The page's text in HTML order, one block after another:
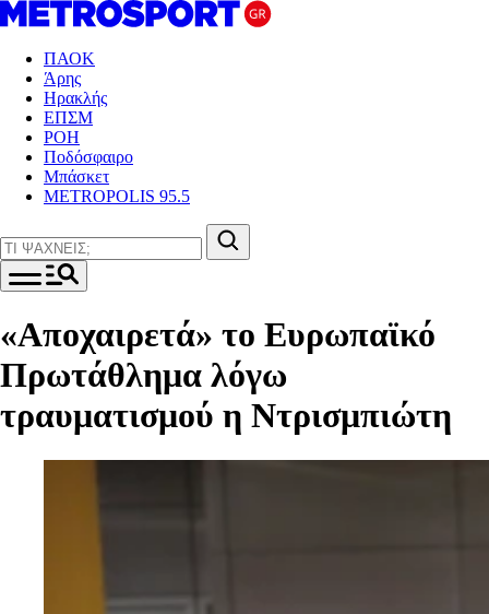
ΠΑΟΚ
Άρης
Ηρακλής
ΕΠΣΜ
ΡΟΗ
Ποδόσφαιρο
Μπάσκετ
METROPOLIS 95.5
«Αποχαιρετά» το Ευρωπαϊκό
Πρωτάθλημα λόγω
τραυματισμού η Ντρισμπιώτη